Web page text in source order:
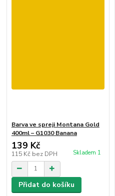
Barva ve spreji Montana Gold
400ml – G1030 Banana
139 Kč
115 Kč bez DPH Skladem 1
Přidat do košíku